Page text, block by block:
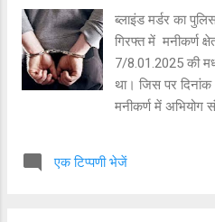
और अभिनव सभी
तहसील निगटु जिला
चिकित्सकों को
ने हादसे में सुरक्षित
के बयान पर मामला
ब्लाइंड मर्डर का
गिरफ्त में मनीकर्ण
7/8.01.2025 की
था। जिस पर
मनीकर्ण में अभियोग
अधिकारियों के कुशल
एक टिप्पणी भेजें